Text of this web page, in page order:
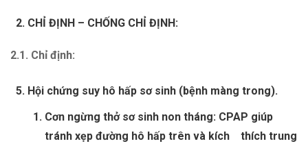
CHỈ ĐỊNH – CHỐNG CHỈ ĐỊNH:
2.1. Chỉ định:
Hội chứng suy hô hấp sơ sinh (bệnh màng trong).
Cơn ngừng thở sơ sinh non tháng: CPAP giúp
tránh xẹp đường hô hấp trên và kích thích trung